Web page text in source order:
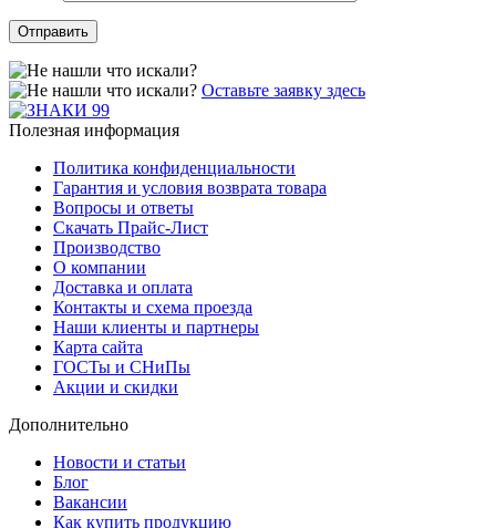
Оставьте заявку здесь
Полезная информация
Политика конфиденциальности
Гарантия и условия возврата товара
Вопросы и ответы
Скачать Прайс-Лист
Производство
О компании
Доставка и оплата
Контакты и схема проезда
Наши клиенты и партнеры
Карта сайта
ГОСТы и СНиПы
Акции и скидки
Дополнительно
Новости и статьи
Блог
Вакансии
Как купить продукцию